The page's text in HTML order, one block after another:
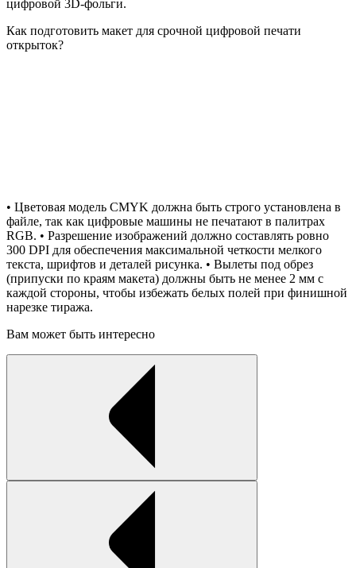
цифровой 3D-фольги.
Как подготовить макет для срочной цифровой печати
открыток?
• Цветовая модель CMYK должна быть строго установлена в
файле, так как цифровые машины не печатают в палитрах
RGB. • Разрешение изображений должно составлять ровно
300 DPI для обеспечения максимальной четкости мелкого
текста, шрифтов и деталей рисунка. • Вылеты под обрез
(припуски по краям макета) должны быть не менее 2 мм с
каждой стороны, чтобы избежать белых полей при финишной
нарезке тиража.
Вам может быть интересно